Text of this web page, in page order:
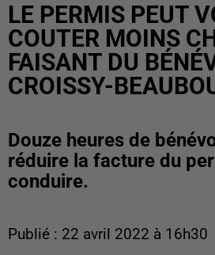
LE PERMIS PEUT
COUTER MOINS
FAISANT DU
CROISSY-
Douze heures de
réduire la facture du
conduire.
Publié : 22 avril 2022 à 16h30